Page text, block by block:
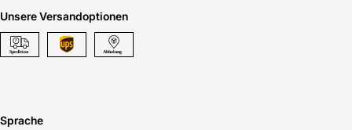
Unsere Versandoptionen
Sprache